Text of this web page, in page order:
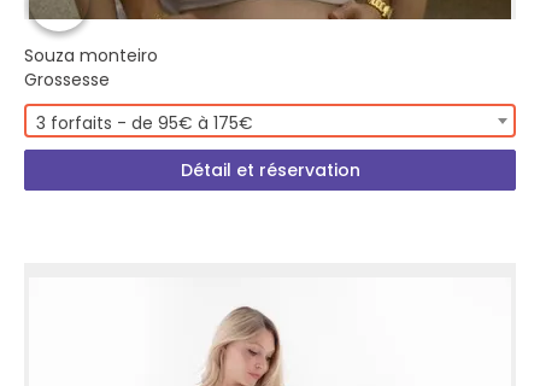
Souza monteiro
Grossesse
3 forfaits - de 95€ à 175€
Détail et réservation